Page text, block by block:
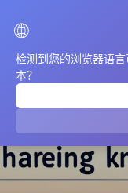
🌐
检测到您的浏览器语
本？